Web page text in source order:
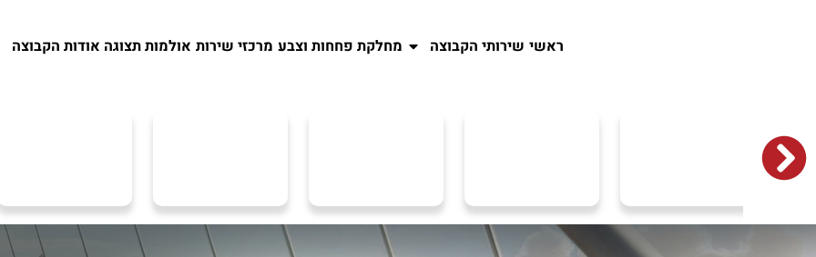
ראשי שירותי הקבוצה מחלקת פחחות וצבע מרכזי שירות אולמות תצוגה אודות הקבוצה